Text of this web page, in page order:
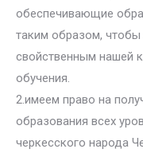
обеспечивающие
таким образом, чтобы
свойственным нашей
обучения.
2.имеем право на
образования всех
черкесского народа